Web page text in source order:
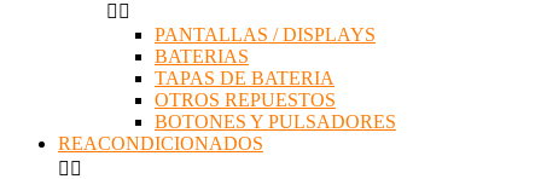
 
PANTALLAS / DISPLAYS
BATERIAS
TAPAS DE BATERIA
OTROS REPUESTOS
BOTONES Y PULSADORES
REACONDICIONADOS
 